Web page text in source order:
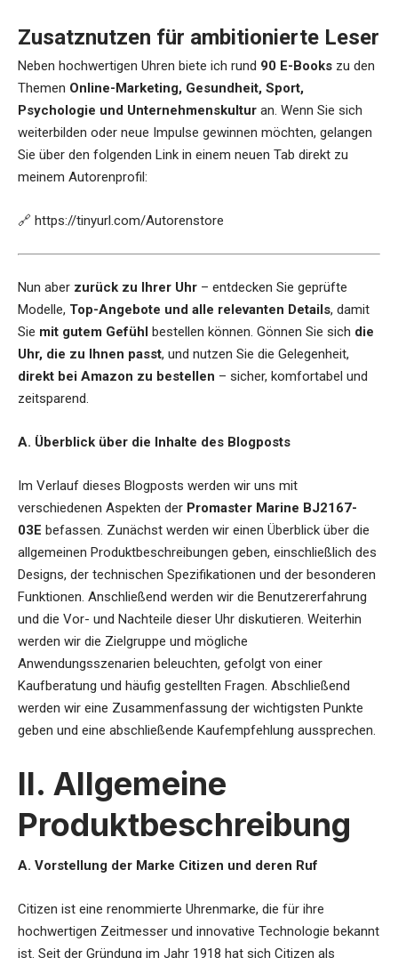
Zusatznutzen für ambitionierte Leser
Neben hochwertigen Uhren biete ich rund 90 E-Books zu den
Themen Online-Marketing, Gesundheit, Sport,
Psychologie und Unternehmenskultur an. Wenn Sie sich
weiterbilden oder neue Impulse gewinnen möchten, gelangen
Sie über den folgenden Link in einem neuen Tab direkt zu
meinem Autorenprofil:
🔗 https://tinyurl.com/Autorenstore
Nun aber zurück zu Ihrer Uhr – entdecken Sie geprüfte
Modelle, Top-Angebote und alle relevanten Details, damit
Sie mit gutem Gefühl bestellen können. Gönnen Sie sich die
Uhr, die zu Ihnen passt, und nutzen Sie die Gelegenheit,
direkt bei Amazon zu bestellen – sicher, komfortabel und
zeitsparend.
A. Überblick über die Inhalte des Blogposts
Im Verlauf dieses Blogposts werden wir uns mit
verschiedenen Aspekten der Promaster Marine BJ2167-
03E befassen. Zunächst werden wir einen Überblick über die
allgemeinen Produktbeschreibungen geben, einschließlich des
Designs, der technischen Spezifikationen und der besonderen
Funktionen. Anschließend werden wir die Benutzererfahrung
und die Vor- und Nachteile dieser Uhr diskutieren. Weiterhin
werden wir die Zielgruppe und mögliche
Anwendungsszenarien beleuchten, gefolgt von einer
Kaufberatung und häufig gestellten Fragen. Abschließend
werden wir eine Zusammenfassung der wichtigsten Punkte
geben und eine abschließende Kaufempfehlung aussprechen.
II. Allgemeine
Produktbeschreibung
A. Vorstellung der Marke Citizen und deren Ruf
Citizen ist eine renommierte Uhrenmarke, die für ihre
hochwertigen Zeitmesser und innovative Technologie bekannt
ist. Seit der Gründung im Jahr 1918 hat sich Citizen als